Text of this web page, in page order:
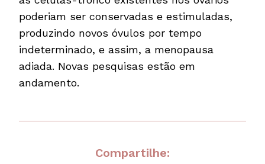
poderiam ser conservadas e estimuladas,
produzindo novos óvulos por tempo
indeterminado, e assim, a menopausa
adiada. Novas pesquisas estão em
andamento.
Compartilhe: